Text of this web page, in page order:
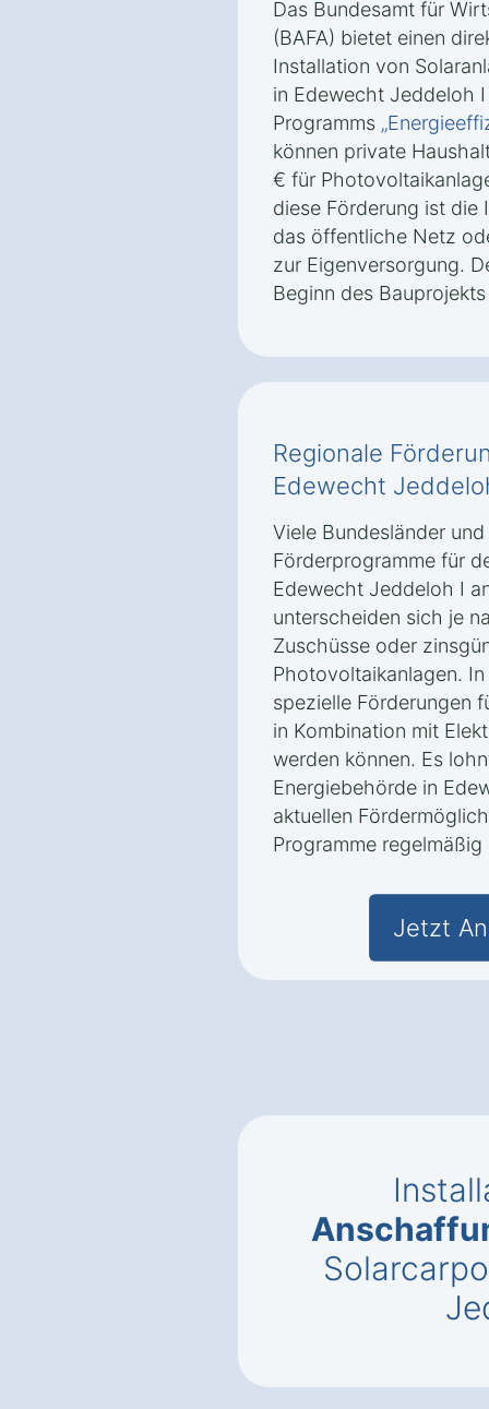
Das Bundesamt für
(BAFA) bietet einen
Installation von
in Edewecht Jeddeloh
Programms
können private
€ für
diese Förderung ist die
das öffentliche Netz
zur Eigenversorgung.
Beginn des
Regionale
Edewecht
Viele Bundesländer
Förderprogramme für
Edewecht Jeddeloh I
unterscheiden sich je
Zuschüsse oder
Photovoltaikanlagen.
spezielle Förderungen
in Kombination mit
werden können. Es
Energiebehörde in
aktuellen
Programme
Jetzt